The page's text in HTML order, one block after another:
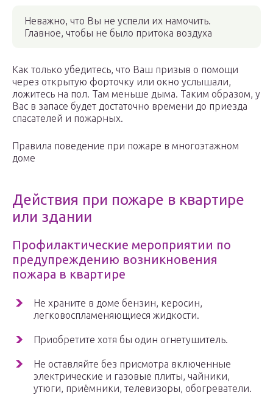
Неважно, что Вы не успели их намочить.
Главное, чтобы не было притока воздуха
Как только убедитесь, что Ваш призыв о помощи
через открытую форточку или окно услышали,
ложитесь на пол. Там меньше дыма. Таким образом, у
Вас в запасе будет достаточно времени до приезда
спасателей и пожарных.
Правила поведение при пожаре в многоэтажном
доме
Действия при пожаре в квартире
или здании
Профилактические мероприятии по
предупреждению возникновения
пожара в квартире
Не храните в доме бензин, керосин,
легковоспламеняющиеся жидкости.
Приобретите хотя бы один огнетушитель.
Не оставляйте без присмотра включенные
электрические и газовые плиты, чайники,
утюги, приёмники, телевизоры, обогреватели.